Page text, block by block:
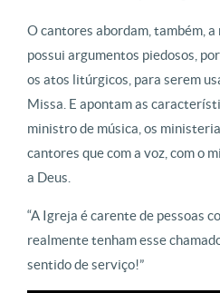
O cantores abordam, também,
possui argumentos piedosos,
os atos litúrgicos, para serem
Missa. E apontam as
ministro de música, os
cantores que com a voz, com o
a Deus.
“A Igreja é carente de pessoas
realmente tenham esse
sentido de serviço!”